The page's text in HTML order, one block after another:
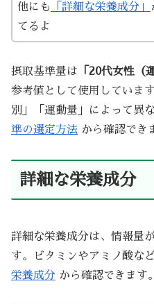
他にも 「詳細な栄養成分」
てるよ
摂取基準量は 「20代女性（
参考値として使用していま
別」「運動量」によって異
準の選定方法 から確認でき
詳細な栄養成分
詳細な栄養成分は、情報量
す。ビタミンやアミノ酸な
栄養成分 から確認できます。